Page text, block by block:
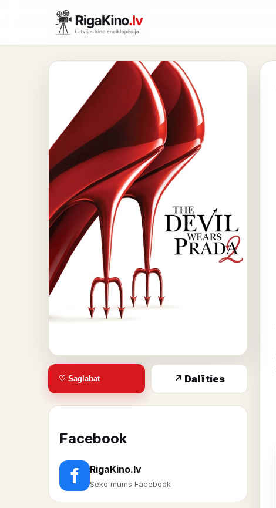
♡ Saglabāt ↗ Dalīties
Facebook
f RigaKino.lv
Seko mums Facebook